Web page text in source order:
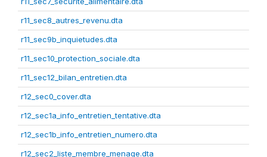
r11_sec8_autres_revenu.dta
r11_sec9b_inquietudes.dta
r11_sec10_protection_sociale.dta
r11_sec12_bilan_entretien.dta
r12_sec0_cover.dta
r12_sec1a_info_entretien_tentative.dta
r12_sec1b_info_entretien_numero.dta
r12_sec2_liste_membre_menage.dta